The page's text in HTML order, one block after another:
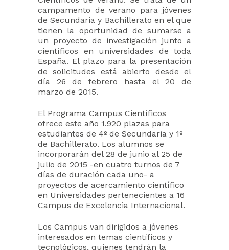
campamento de verano para jóvenes
de Secundaria y Bachillerato en el que
tienen la oportunidad de sumarse a
un proyecto de investigación junto a
científicos en universidades de toda
España. El plazo para la presentación
de solicitudes está abierto desde el
día 26 de febrero hasta el 20 de
marzo de 2015.
El Programa Campus Científicos
ofrece este año 1.920 plazas para
estudiantes de 4º de Secundaria y 1º
de Bachillerato. Los alumnos se
incorporarán del 28 de junio al 25 de
julio de 2015 -en cuatro turnos de 7
días de duración cada uno- a
proyectos de acercamiento científico
en Universidades pertenecientes a 16
Campus de Excelencia Internacional.
Los Campus van dirigidos a jóvenes
interesados en temas científicos y
tecnológicos, quienes tendrán la